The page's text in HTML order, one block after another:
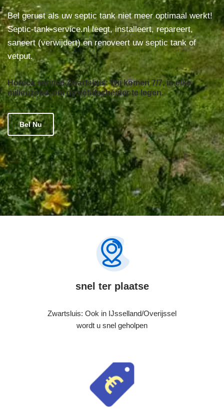
Bel gerust als uw septic tank niet meer optimaal werkt!
Septic-tank-service.nl leegt, installeert, repareert,
saneert (verwijdert) en renoveert uw septic tank of
vetput.
Horeca service Zwartsluis: Wij komen 7/7, in elke
milieuzone, om de vetafscheider te legen.
Bel Nu
snel ter plaatse
Zwartsluis: Ook in IJsselland/Overijssel
wordt u snel geholpen